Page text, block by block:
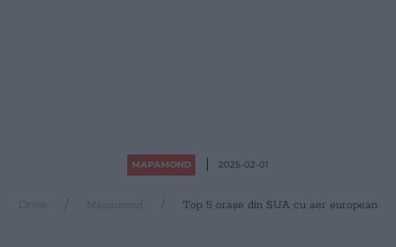
MAPAMOND 2025-02-01
Drive Mapamond Top 5 orașe din SUA cu aer european